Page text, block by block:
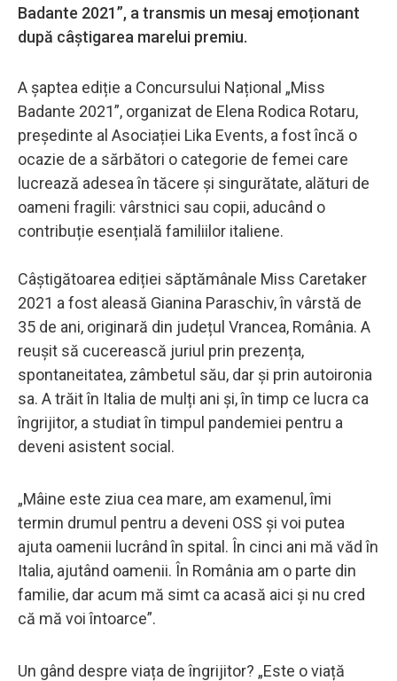
Badante 2021”, a transmis un mesaj emoționant
după câștigarea marelui premiu.
A șaptea ediție a Concursului Național „Miss
Badante 2021”, organizat de Elena Rodica Rotaru,
președinte al Asociației Lika Events, a fost încă o
ocazie de a sărbători o categorie de femei care
lucrează adesea în tăcere și singurătate, alături de
oameni fragili: vârstnici sau copii, aducând o
contribuție esențială familiilor italiene.
Câștigătoarea ediției săptămânale Miss Caretaker
2021 a fost aleasă Gianina Paraschiv, în vârstă de
35 de ani, originară din județul Vrancea, România. A
reușit să cucerească juriul prin prezența,
spontaneitatea, zâmbetul său, dar și prin autoironia
sa. A trăit în Italia de mulți ani și, în timp ce lucra ca
îngrijitor, a studiat în timpul pandemiei pentru a
deveni asistent social.
„Mâine este ziua cea mare, am examenul, îmi
termin drumul pentru a deveni OSS și voi putea
ajuta oamenii lucrând în spital. În cinci ani mă văd în
Italia, ajutând oamenii. În România am o parte din
familie, dar acum mă simt ca acasă aici și nu cred
că mă voi întoarce”.
Un gând despre viața de îngrijitor? „Este o viață